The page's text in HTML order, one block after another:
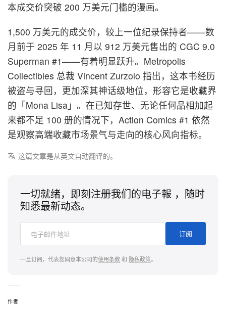
本成交价突破 200 万美元门槛的漫画。
1,500 万美元的成交价，较上一位纪录保持者——数
月前于 2025 年 11 月以 912 万美元售出的 CGC 9.0
Superman #1——有着明显跃升。Metropolis
Collectibles 总裁 Vincent Zurzolo 指出，这本书经历
被盗与寻回，更加深其神话级地位，形容它是收藏界
的「Mona Lisa」。在已知存世、无论任何品相加起
来都不足 100 册的情况下，Action Comics #1 依然
是观察高端收藏市场景气与走向的核心风向指标。
这篇文章是从英文自动翻译的。
一切就绪，即刻注册我们的电子報 ，随时
知悉最新动态。
订阅
一旦订阅，代表您同意本公司的使用条款和 隐私政策。
作者